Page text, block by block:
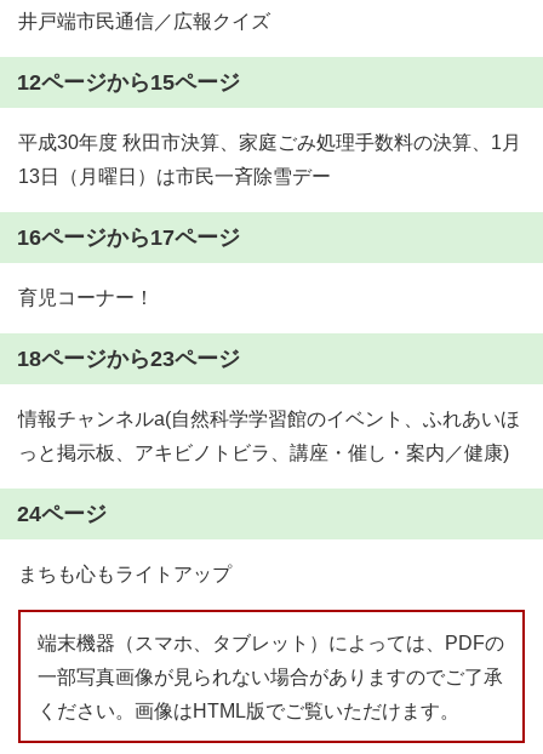
井戸端市民通信／広報クイズ
12ページから15ページ
平成30年度 秋田市決算、家庭ごみ処理手数料の決算、1月
13日（月曜日）は市民一斉除雪デー
16ページから17ページ
育児コーナー！
18ページから23ページ
情報チャンネルa(自然科学学習館のイベント、ふれあいほ
っと掲示板、アキビノトビラ、講座・催し・案内／健康)
24ページ
まちも心もライトアップ
端末機器（スマホ、タブレット）によっては、PDFの
一部写真画像が見られない場合がありますのでご了承
ください。画像はHTML版でご覧いただけます。